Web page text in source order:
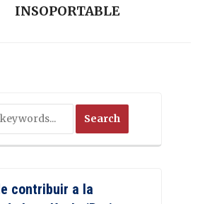
INSOPORTABLE
contribuir a la